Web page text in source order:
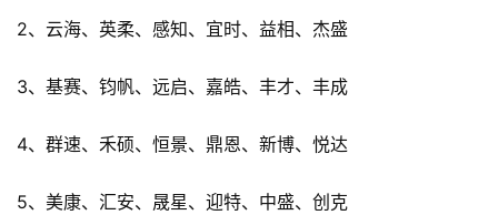
2、云海、英柔、感知、宜时、益相、杰盛
3、基赛、钧帆、远启、嘉皓、丰才、丰成
4、群速、禾硕、恒景、鼎恩、新博、悦达
5、美康、汇安、晟星、迎特、中盛、创克